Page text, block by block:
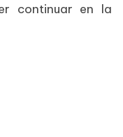
continuar en la